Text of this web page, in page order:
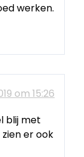
werken.
om 15:26
blij met
er ook